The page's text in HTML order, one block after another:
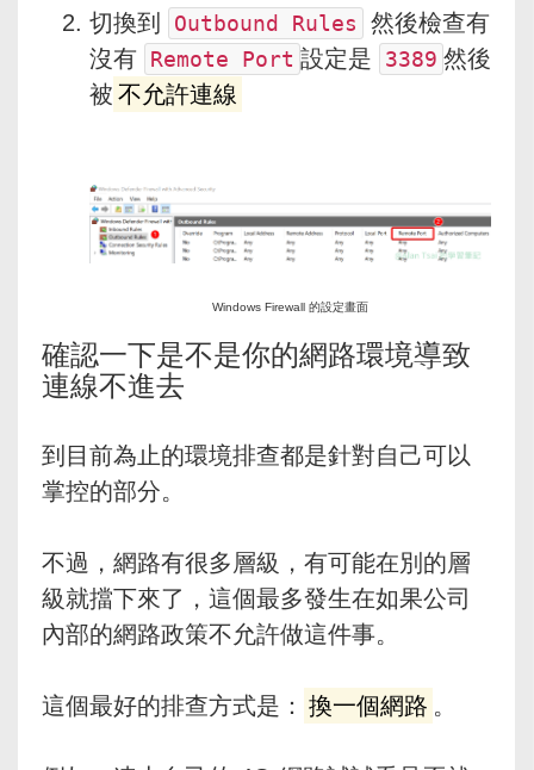
切換到 Outbound Rules
​ 然後檢查有
沒有 Remote Port ​設定是 3389 ​然後
被 不允許連線
Windows Firewall 的設定畫面
確認一下是不是你的網路環境導致
連線不進去
到目前為止的環境排查都是針對自己可以
掌控的部分。
不過，網路有很多層級，有可能在別的層
級就擋下來了，這個最多發生在如果公司
內部的網路政策不允許做這件事。
這個最好的排查方式是： 換一個網路 。